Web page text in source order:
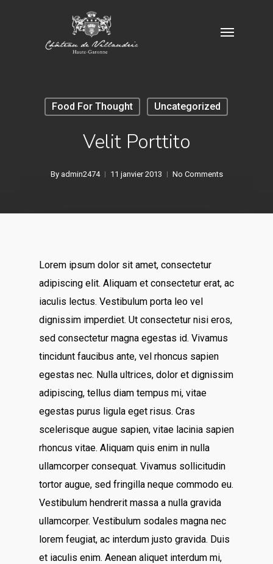
Food For Thought Uncategorized
Velit Porttito
By admin2474 11 janvier 2013 No Comments
Lorem ipsum dolor sit amet, consectetur
adipiscing elit. Aliquam et consectetur erat, ac
iaculis lectus. Vestibulum porta leo vel
dignissim imperdiet. Ut consectetur nisi eros,
sed consectetur magna egestas id. Vivamus
tincidunt faucibus ante, vel rhoncus sapien
egestas nec. Nulla ultrices, dolor et dignissim
adipiscing, tellus diam tempus mi, vitae
egestas purus ligula eget risus. Cras
scelerisque augue sapien, vitae lacinia sapien
rhoncus vitae. Aliquam quis enim in nulla
ullamcorper consequat. Vivamus sollicitudin
tortor augue, sed fringilla neque commodo eu.
Vestibulum hendrerit massa a nulla gravida
ullamcorper. Vestibulum sodales magna nec
lorem feugiat, ac interdum justo gravida. Duis
et iaculis enim. Aenean aliquet interdum mi,